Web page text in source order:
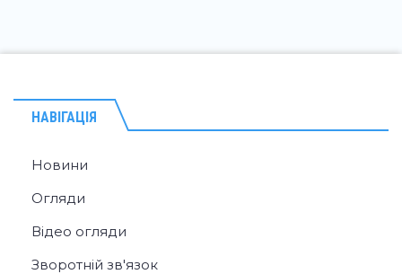
НАВІГАЦІЯ
Новини
Огляди
Відео огляди
Зворотній зв'язок